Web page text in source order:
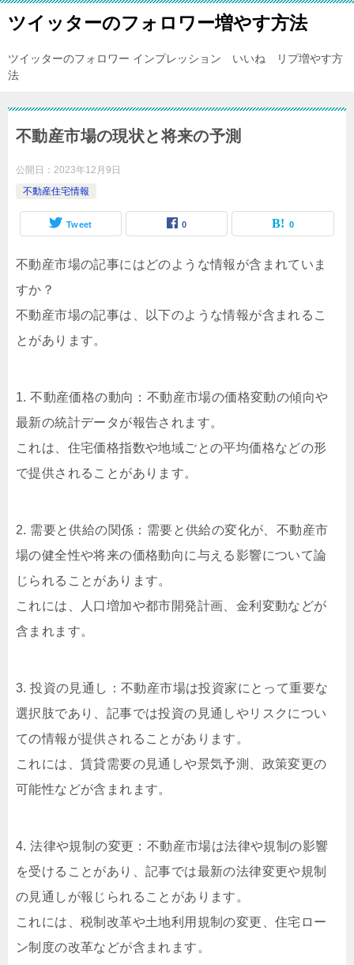
ツイッターのフォロワー増やす方法
ツイッターのフォロワー インプレッション いいね リプ増やす方
法
不動産市場の現状と将来の予測
公開日： 2023年12月9日
不動産住宅情報
Tweet 0 0
不動産市場の記事にはどのような情報が含まれていま
すか？
不動産市場の記事は、以下のような情報が含まれるこ
とがあります。
1. 不動産価格の動向：不動産市場の価格変動の傾向や
最新の統計データが報告されます。
これは、住宅価格指数や地域ごとの平均価格などの形
で提供されることがあります。
2. 需要と供給の関係：需要と供給の変化が、不動産市
場の健全性や将来の価格動向に与える影響について論
じられることがあります。
これには、人口増加や都市開発計画、金利変動などが
含まれます。
3. 投資の見通し：不動産市場は投資家にとって重要な
選択肢であり、記事では投資の見通しやリスクについ
ての情報が提供されることがあります。
これには、賃貸需要の見通しや景気予測、政策変更の
可能性などが含まれます。
4. 法律や規制の変更：不動産市場は法律や規制の影響
を受けることがあり、記事では最新の法律変更や規制
の見通しが報じられることがあります。
これには、税制改革や土地利用規制の変更、住宅ロー
ン制度の改革などが含まれます。